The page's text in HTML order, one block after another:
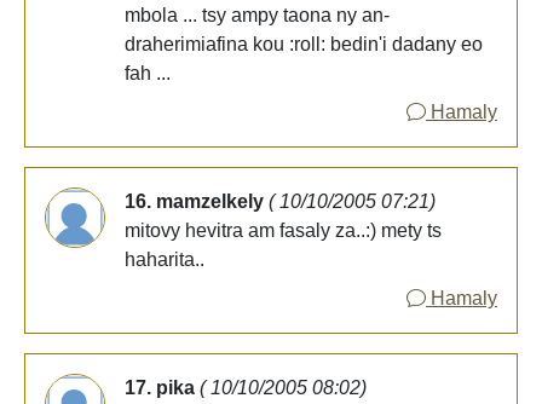
mbola ... tsy ampy taona ny an-
draherimiafina kou :roll: bedin'i dadany eo
fah ...
Hamaly
16. mamzelkely ( 10/10/2005 07:21)
mitovy hevitra am fasaly za..:) mety ts
haharita..
Hamaly
17. pika ( 10/10/2005 08:02)